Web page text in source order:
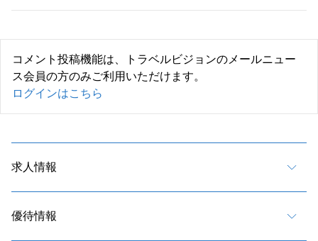
コメント投稿機能は、トラベルビジョンのメールニュー
ス会員の方のみご利用いただけます。
ログインはこちら
求人情報
優待情報